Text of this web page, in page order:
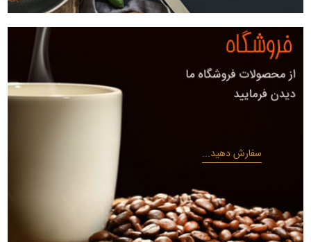
سفارش دهید...